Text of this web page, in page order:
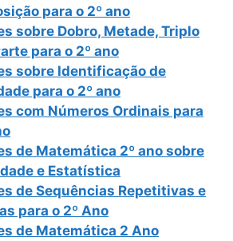
para o 2º ano
sobre Dobro, Metade, Triplo
para o 2º ano
sobre Identificação de
para o 2º ano
com Números Ordinais para
de Matemática 2º ano sobre
e Estatística
de Sequências Repetitivas e
para o 2º Ano
de Matemática 2 Ano